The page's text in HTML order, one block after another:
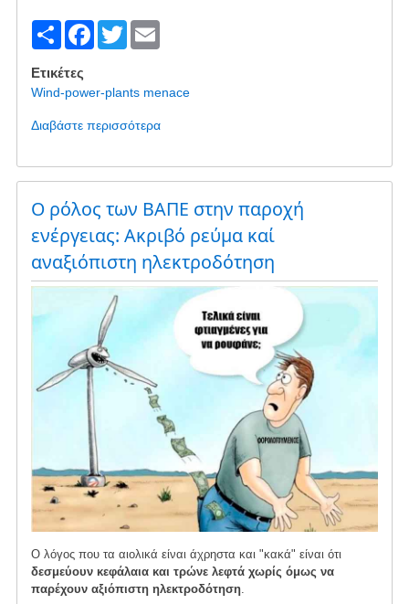
ανέμου
S
h
ar
e
F
c
e
o
o
k
T
tt
er
E
ail
Ετικέτες
Wind-power-plants menace
Διαβάστε περισσότεραγια
SOUTHERN
EUBOEA
-
PARK
THREAT
Ο ρόλος των ΒΑΠΕ στην παροχή
ενέργειας: Ακριβό ρεύμα καί
αναξιόπιστη ηλεκτροδότηση
Ο λόγος που τα αιολικά είναι άχρηστα και "κακά" είναι ότι
δεσμεύουν κεφάλαια και τρώνε λεφτά χωρίς όμως να
παρέχουν αξιόπιστη ηλεκτροδότηση.